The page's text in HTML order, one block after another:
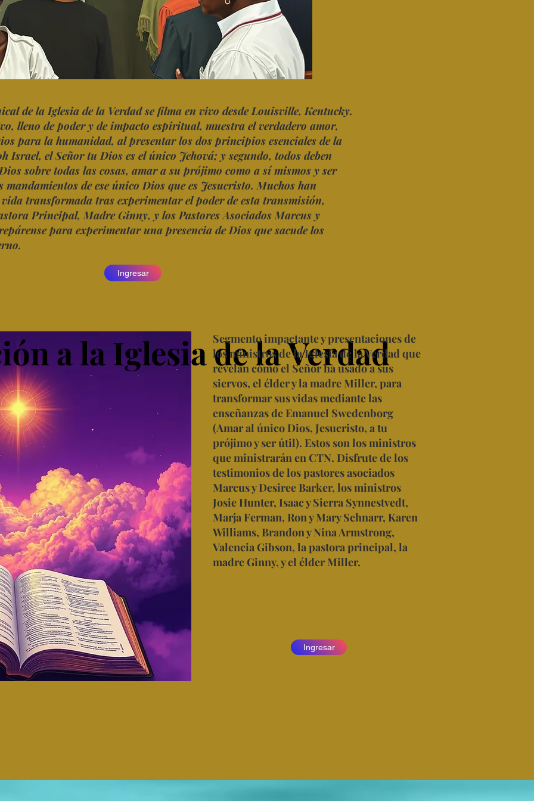
de la Iglesia de la Verdad se filma en vivo desde Louisville, Kentucky.
lleno de poder y de impacto espiritual, muestra el verdadero amor,
para la humanidad, al presentar los dos principios esenciales de la
Israel, el Señor tu Dios es el único Jehová; y segundo, todos deben
sobre todas las cosas, amar a su prójimo como a sí mismos y ser
mandamientos de ese único Dios que es Jesucristo. Muchos han
transformada tras experimentar el poder de esta transmisión,
Principal, Madre Ginny, y los Pastores Asociados Marcus y
para experimentar una presencia de Dios que sacude los
Ingresar
a la Iglesia de la Verdad
a la Iglesia de la Verdad
Segmento impactante y presentaciones de
los ministros de la Iglesia de la Verdad que
revelan cómo el Señor ha usado a sus
siervos, el élder y la madre Miller, para
transformar sus vidas mediante las
enseñanzas de Emanuel Swedenborg
(Amar al único Dios, Jesucristo, a tu
prójimo y ser útil). Estos son los ministros
que ministrarán en CTN. Disfrute de los
testimonios de los pastores asociados
Marcus y Desiree Barker, los ministros
Josie Hunter, Isaac y Sierra Synnestvedt,
Marja Ferman, Ron y Mary Schnarr, Karen
Williams, Brandon y Nina Armstrong,
Valencia Gibson, la pastora principal, la
madre Ginny, y el élder Miller.
Ingresar